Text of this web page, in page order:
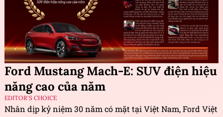
Ford Mustang Mach-E: SUV điện hiệu
năng cao của năm
EDITOR'S CHOICE
Nhân dịp kỷ niệm 30 năm có mặt tại Việt Nam, Ford Việt